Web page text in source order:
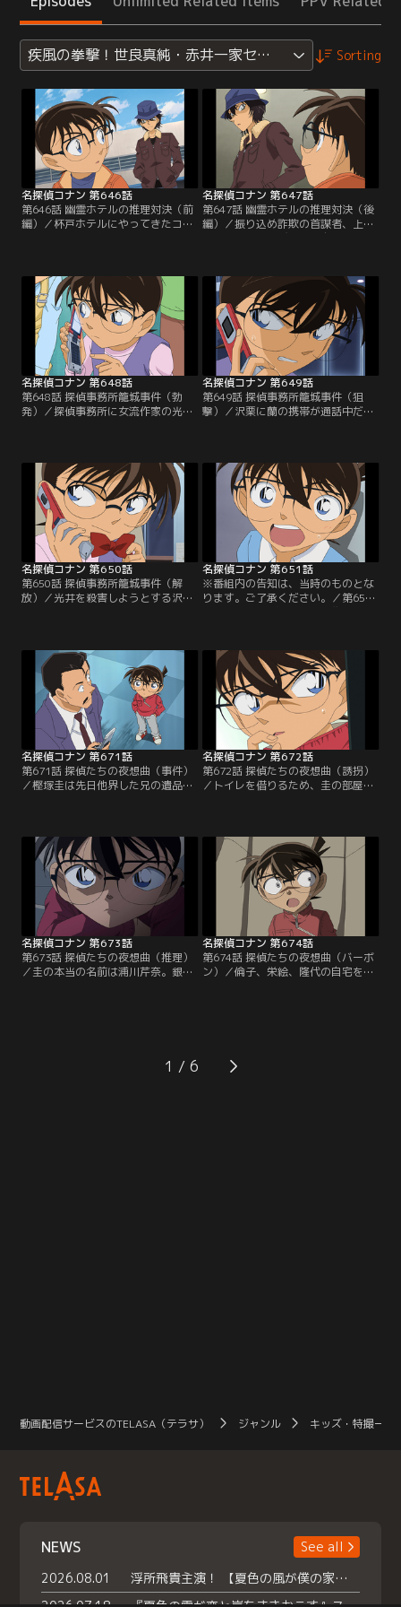
疾風の拳撃！世良真純・赤井一家セレクション Sorting
名探偵コナン 第646話
第646話 幽霊ホテルの推理対決（前
編）／杯戸ホテルにやってきたコナ
駆け付けると、振り込め詐欺の首謀
者、上住が頭から血を流して倒れて
いた。行きのバスでコナンたちと一
緒だった世良が現れ、これは殺人だ
と指摘。世良はコナンと同じ探偵だ
った…。
名探偵コナン 第647話
第647話 幽霊ホテルの推理対決（後
編）／振り込め詐欺の首謀者、上住
がホテルから飛び降りて自殺。だ
住が使っていた車イスについた傷に
注目。さらに現場の状況から犯人が
上住を殺害したトリックを見破る。
ほぼ同時に犯人に気付いた世良は皆
の前で自身の推理を披露する。それ
を聞いたコナンは…。
名探偵コナン 第648話
第648話 探偵事務所籠城事件（勃
発）／探偵事務所に女流作家の光
間だった。先月、未紅は温泉旅館で
手首を切って自殺。沢栗は3人の誰
かが殺害したと考えていた。阿笠の
家にいたコナンは電話を通して事務
所の状況を知り、事件を解決しよう
と考える。
名探偵コナン 第649話
第649話 探偵事務所籠城事件（狙
撃）／沢栗に蘭の携帯が通話中だっ
から事件の真相に近づいたコナンは
未紅が付けるあだ名の法則にも気付
いて犯人を見破る。事務所の外には
特殊捜査班のSITが待機。特殊急襲部
隊のSATも犯人狙撃のチャンスを窺
っていた…。
名探偵コナン 第650話
第650話 探偵事務所籠城事件（解
放）／光井を殺害しようとする沢
覚を見た連続殺人犯が自殺するとい
う結末で、沢栗は死神の幻覚を見た
未紅が自殺したと察して動揺。その
隙を突いて沢栗は逮捕されるが、こ
れは沢栗の犯行を阻止するためのニ
セの推理だった…。
名探偵コナン 第651話
※番組内の告知は、当時のものとな
ります。ご了承ください。／第651
は先に探偵事務所へ。この後、和葉
から電話がかかってくる。トイレで
男性が亡くなり、大騒ぎになってい
るという。世良はこの事件で工藤と
平次、どっちが名探偵か勝負して決
めようと提案。
名探偵コナン 第671話
第671話 探偵たちの夜想曲（事件）
／樫塚圭は先日他界した兄の遺品か
は圭を装った男からメールをもらっ
て外出。その間に男は事務所の人間
として圭に会い、縛り上げた上に鍵
の事をしつこく聞いてきたという。
コナンは圭の証言を聞いてウソを見
破るが…。
名探偵コナン 第672話
第672話 探偵たちの夜想曲（誘拐）
／トイレを借りるため、圭の部屋に
事に。この後、小五郎は一室から男
の遺体を見つけ、安室は圭が発覚を
恐れて逃げたと推理。その頃、コナ
ンは圭からもらったジュースを飲ん
で眠りに落ちていた…。
名探偵コナン 第673話
第673話 探偵たちの夜想曲（推理）
／圭の本当の名前は浦川芹奈。銀行
強盗犯を倫子、栄絵、隆代という3
人の女性に絞り込んだ芹奈。コナン
名探偵コナン 第674話
第674話 探偵たちの夜想曲（バーボ
ン）／倫子、栄絵、隆代の自宅を訪
た芹奈に誰が強盗犯か教える。そん
なコナンの話を盗み聞きする人物が
1
動画配信サービスのTELASA（テラサ） ジャンル キッズ・特撮一覧
NEWS
See all
2026.08.01
浮所飛貴主演！ 【夏色の風が僕の家にやってきた】 本日よりテラサで独占配信スタート！